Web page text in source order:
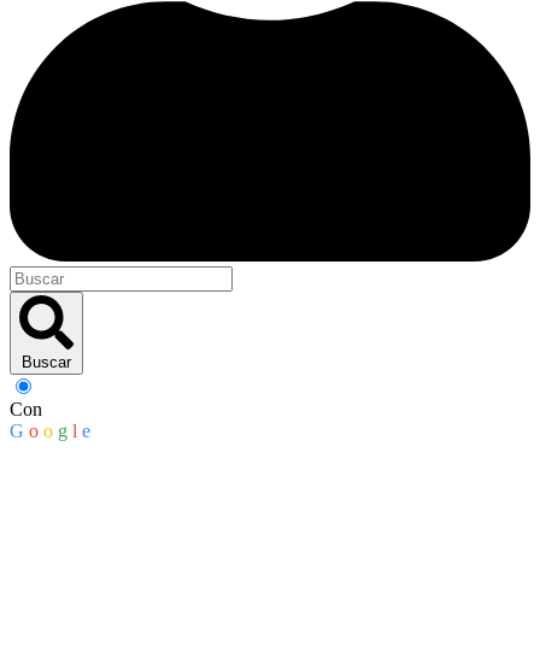
Buscar
Con
G o o g l e